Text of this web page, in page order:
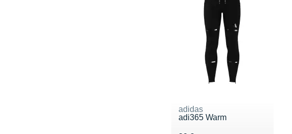
adidas
adi365 Warm